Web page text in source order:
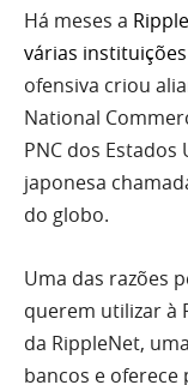
Há meses a
várias
ofensiva criou
National
PNC dos
japonesa
do globo.
Uma das razões
querem utilizar à
da RippleNet,
bancos e